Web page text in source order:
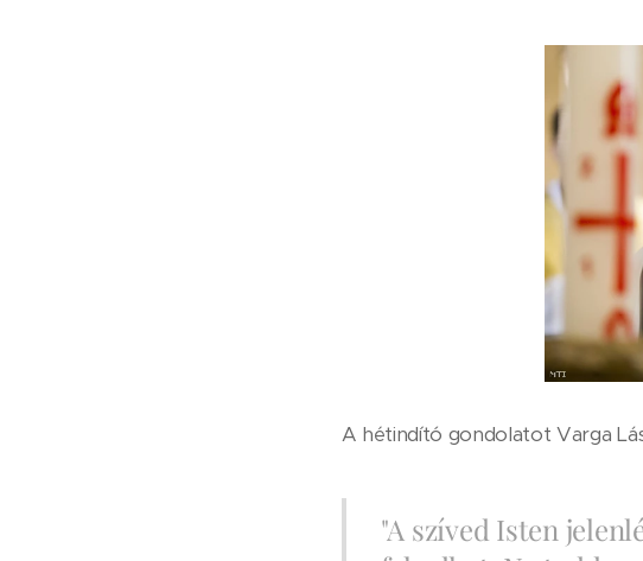
A hétindító gondolatot Varga
"A szíved Isten